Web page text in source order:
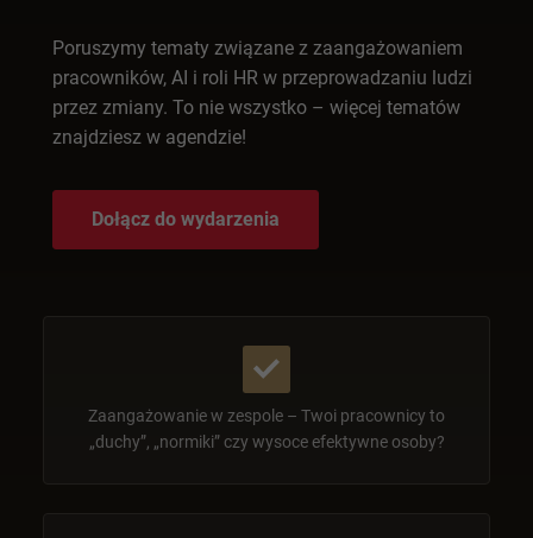
Poruszymy tematy związane z zaangażowaniem
pracowników, AI i roli HR w przeprowadzaniu ludzi
przez zmiany. To nie wszystko – więcej tematów
znajdziesz w agendzie!
Dołącz do wydarzenia
Zaangażowanie w zespole – Twoi pracownicy to
„duchy”, „normiki” czy wysoce efektywne osoby?